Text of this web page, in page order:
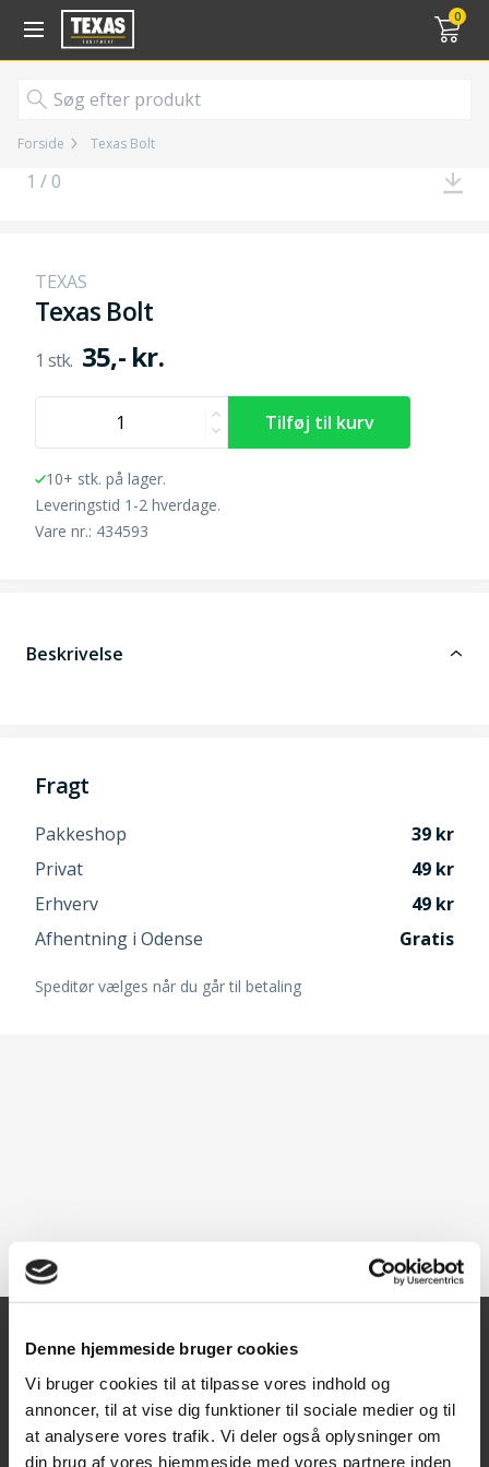
Denne hjemmeside bruger cookies
Vi bruger cookies til at tilpasse vores indhold og
annoncer, til at vise dig funktioner til sociale medier og til
at analysere vores trafik. Vi deler også oplysninger om
din brug af vores hjemmeside med vores partnere inden
0
Gå til kurv (
Forside Texas Bolt
1 / 0
TEXAS
Texas Bolt
35,- kr.
10+ stk. på lager.
Leveringstid 1-2 hverdage.
Vare nr.: 434593
Beskrivelse
Fragt
Pakkeshop
39
Privat
49
Erhverv
49
Afhentning i Odense
Gratis
Speditør vælges når du går til betaling
Kontakt
Texas A/S
Knullen 22